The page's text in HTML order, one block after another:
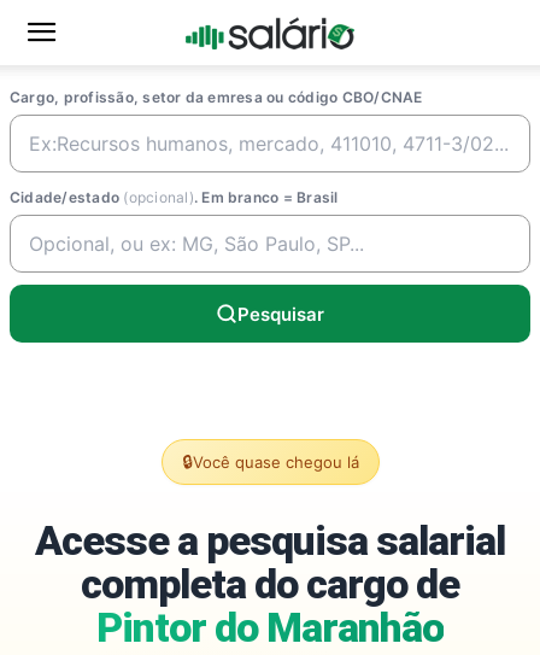
Cargo, profissão, setor da emresa ou código CBO/CNAE
Cidade/estado (opcional). Em branco = Brasil
Pesquisar
🔒Você quase chegou lá
Acesse a pesquisa salarial
completa do cargo de
Pintor do Maranhão